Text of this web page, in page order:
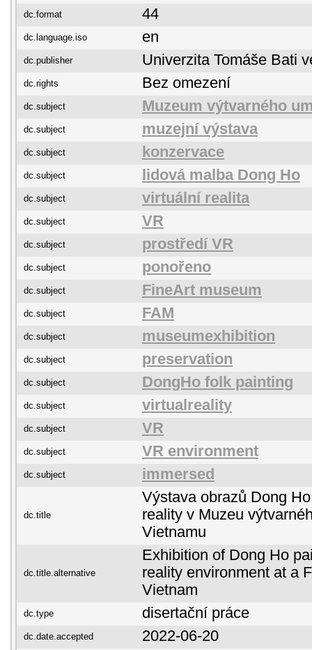
dc.format 44
dc.language.iso en
dc.publisher Univerzita Tomáše Bati
dc.rights Bez omezení
dc.subject Muzeum výtvarného
dc.subject muzejní výstava
dc.subject konzervace
dc.subject lidová malba Dong Ho
dc.subject virtuální realita
dc.subject VR
dc.subject prostředí VR
dc.subject ponořeno
dc.subject FineArt museum
dc.subject FAM
dc.subject museumexhibition
dc.subject preservation
dc.subject DongHo folk painting
dc.subject virtualreality
dc.subject VR
dc.subject VR environment
dc.subject immersed
dc.title
Výstava obrazů Dong
reality v Muzeu
Vietnamu
dc.title.alternative
Exhibition of Dong Ho
reality environment at a
Vietnam
dc.type disertační práce
dc.date.accepted 2022-06-20